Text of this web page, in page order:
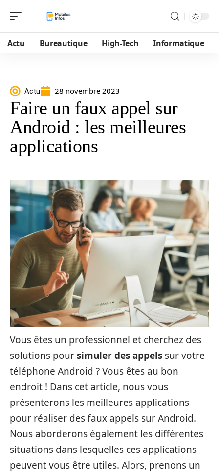
Actu Bureautique High-Tech Informatique
Actu 28 novembre 2023
Faire un faux appel sur
Android : les meilleures
applications
Vous êtes un professionnel et cherchez des
solutions poursimuler des appels sur votre
téléphone Android ? Vous êtes au bon
endroit ! Dans cet article, nous vous
présenterons les meilleures applications
pour réaliser des faux appels sur Android.
Nous aborderons également les différentes
situations dans lesquelles ces applications
peuvent vous être utiles. Alors, prenons un